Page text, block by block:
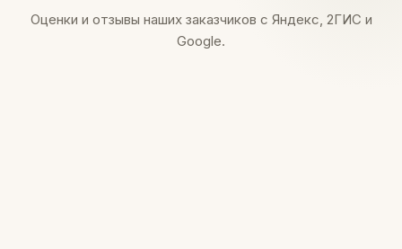
Оценки и отзывы наших заказчиков с Яндекс, 2ГИС и
Google.